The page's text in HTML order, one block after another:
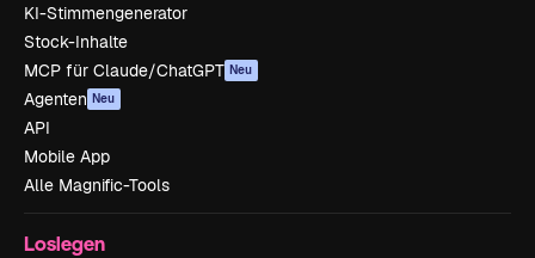
KI-Stimmengenerator
Stock-Inhalte
MCP für Claude/ChatGPT Neu
Agenten Neu
API
Mobile App
Alle Magnific-Tools
Loslegen